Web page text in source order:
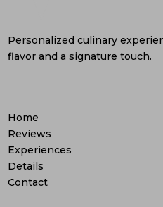
Personalized culinary
flavor and a signature touch.
Home
Reviews
Experiences
Details
Contact